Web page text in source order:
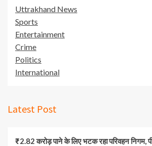
Uttrakhand News
Sports
Entertainment
Crime
Politics
International
Latest Post
₹2.82 करोड़ पाने के लिए भटक रहा परिवहन निगम,